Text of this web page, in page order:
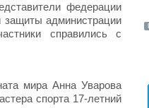
федерации
защиты администрации
справились с
мира Анна Уварова
спорта 17-летний